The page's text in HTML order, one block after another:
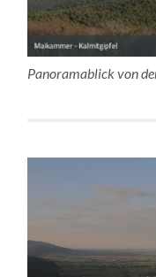
Panoramablick von